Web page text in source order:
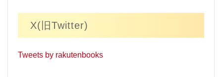
X(旧Twitter)
Tweets by rakutenbooks